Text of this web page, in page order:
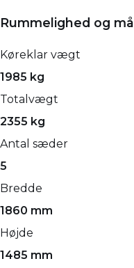
Rummelighed og mål
Køreklar vægt
1985 kg
Totalvægt
2355 kg
Antal sæder
5
Bredde
1860 mm
Højde
1485 mm